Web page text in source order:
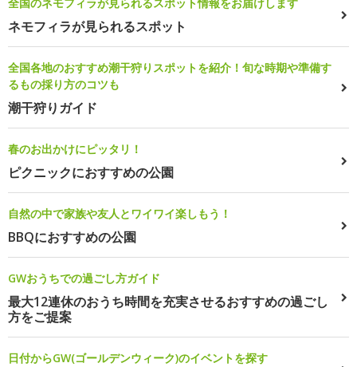
ネモフィラが見られるスポット
全国各地のおすすめ潮干狩りスポットを紹介！旬な時期や準備す
るもの採り方のコツも
潮干狩りガイド
春のお出かけにピッタリ！
ピクニックにおすすめの公園
自然の中で家族や友人とワイワイ楽しもう！
BBQにおすすめの公園
GWおうちでの過ごし方ガイド
最大12連休のおうち時間を充実させるおすすめの過ごし
方をご提案
日付からGW(ゴールデンウィーク)のイベントを探す